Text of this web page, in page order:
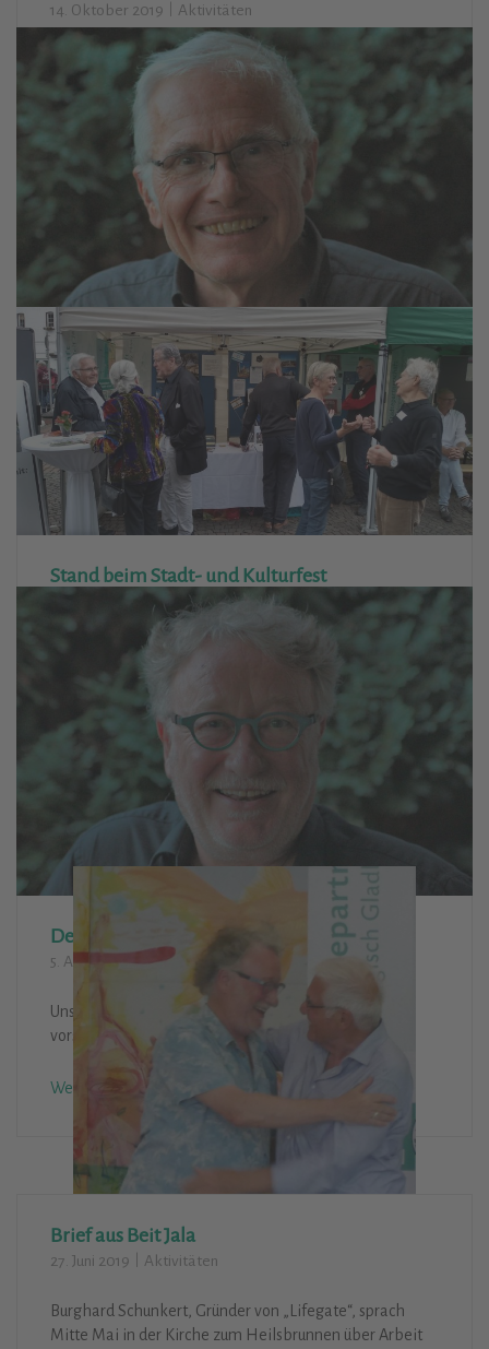
14. Oktober 2019 Aktivitäten
Städtepartnerschaft Bergisch Gladbach-Beit Jala gehen
Weiterlesen
Axel Becker ist jetzt Ehrenbürger von Beit Jala
16. September 2019 Aktivitäten
Große Überraschung bei seinem Besuch des Kultur- und
Friedensfestes
Weiterlesen
Stand beim Stadt- und Kulturfest
Aktivitäten
Der gemeinsame Pavillion mit dem Freundeskreis
Ganey Tikva war ein Erfolg
Weiterlesen
Der neue Vorsitzende
5. August 2019 Aktivitäten
Unser neuer Vorsitzender H.-D. Haun möchte sich
vorstellen
Weiterlesen
17. Juli 2019 Aktivitäten
Brief aus Beit Jala
27. Juni 2019 Aktivitäten
Burghard Schunkert, Gründer von „Lifegate“, sprach
Mitte Mai in der Kirche zum Heilsbrunnen über Arbeit